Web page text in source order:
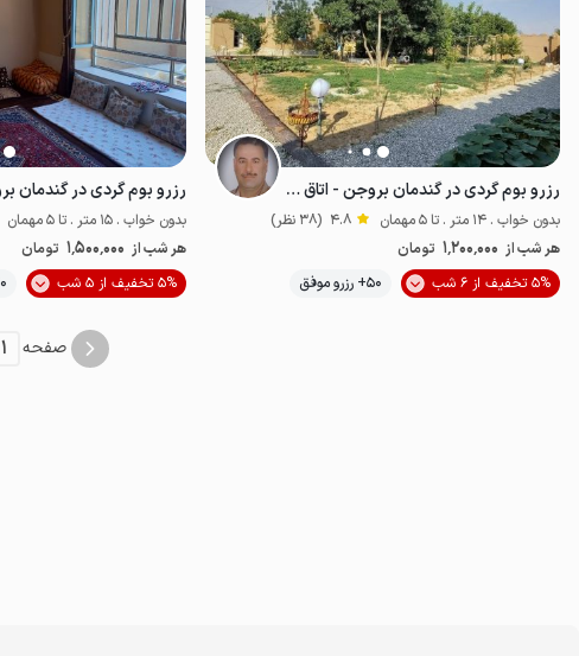
رزرو بوم گردی در گندمان بروجن - اتاق ۴ نفره
بدون خواب . 14 متر . تا 5 مهمان 4.8 (38 نظر)
هر شب از 1٬200٬000 تومان
5% تخفیف از 6 شب
50+ رزرو موفق اقتصادی
بدون خواب . 15 متر . تا 5 مهمان
هر شب از 1٬500٬000 تومان
5% تخفیف از 5 شب
20+
صفحه 1